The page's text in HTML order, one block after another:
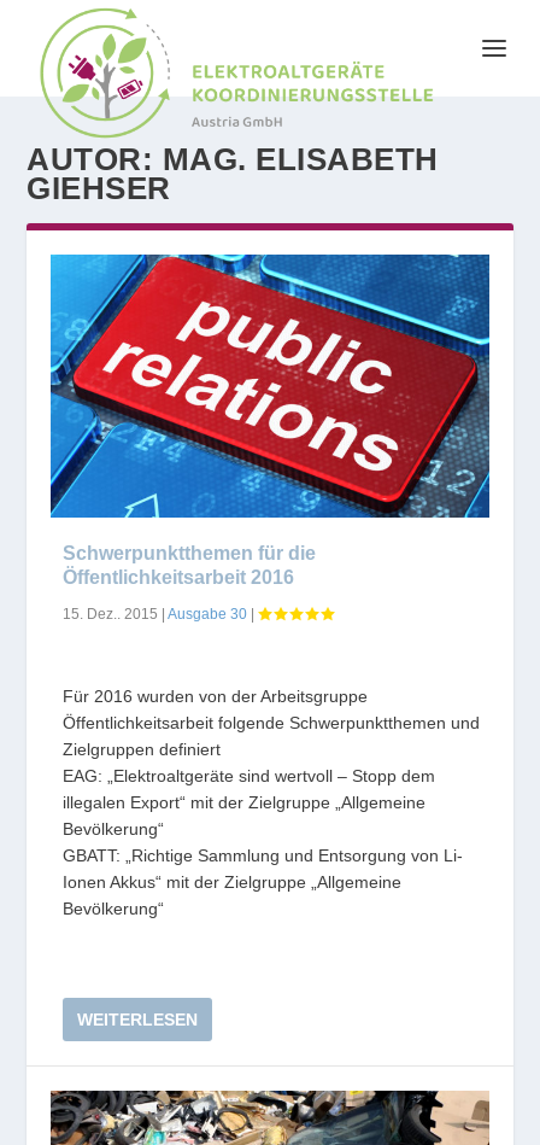
AUTOR: MAG. ELISABETH
GIEHSER
Schwerpunktthemen für die
Öffentlichkeitsarbeit 2016
15. Dez.. 2015 |Ausgabe 30 |
Für 2016 wurden von der Arbeitsgruppe
Öffentlichkeitsarbeit folgende Schwerpunktthemen und
Zielgruppen definiert
EAG: „Elektroaltgeräte sind wertvoll – Stopp dem
illegalen Export“ mit der Zielgruppe „Allgemeine
Bevölkerung“
GBATT: „Richtige Sammlung und Entsorgung von Li-
Ionen Akkus“ mit der Zielgruppe „Allgemeine
Bevölkerung“
WEITERLESEN